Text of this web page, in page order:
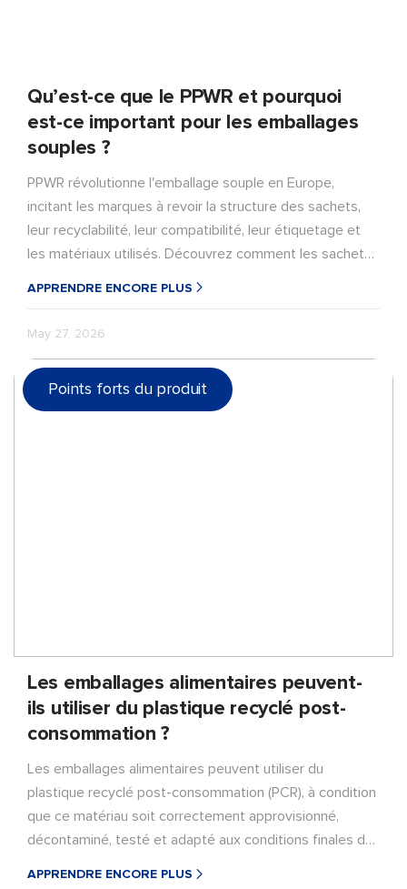
Qu’est-ce que le PPWR et pourquoi
est-ce important pour les emballages
souples ?
PPWR révolutionne l'emballage souple en Europe,
incitant les marques à revoir la structure des sachets,
leur recyclabilité, leur compatibilité, leur étiquetage et
les matériaux utilisés. Découvrez comment les sachets
APPRENDRE ENCORE PLUS
May 27, 2026
Points forts du produit
Les emballages alimentaires peuvent-
ils utiliser du plastique recyclé post-
consommation ?
Les emballages alimentaires peuvent utiliser du
plastique recyclé post-consommation (PCR), à condition
que ce matériau soit correctement approvisionné,
décontaminé, testé et adapté aux conditions finales de
APPRENDRE ENCORE PLUS